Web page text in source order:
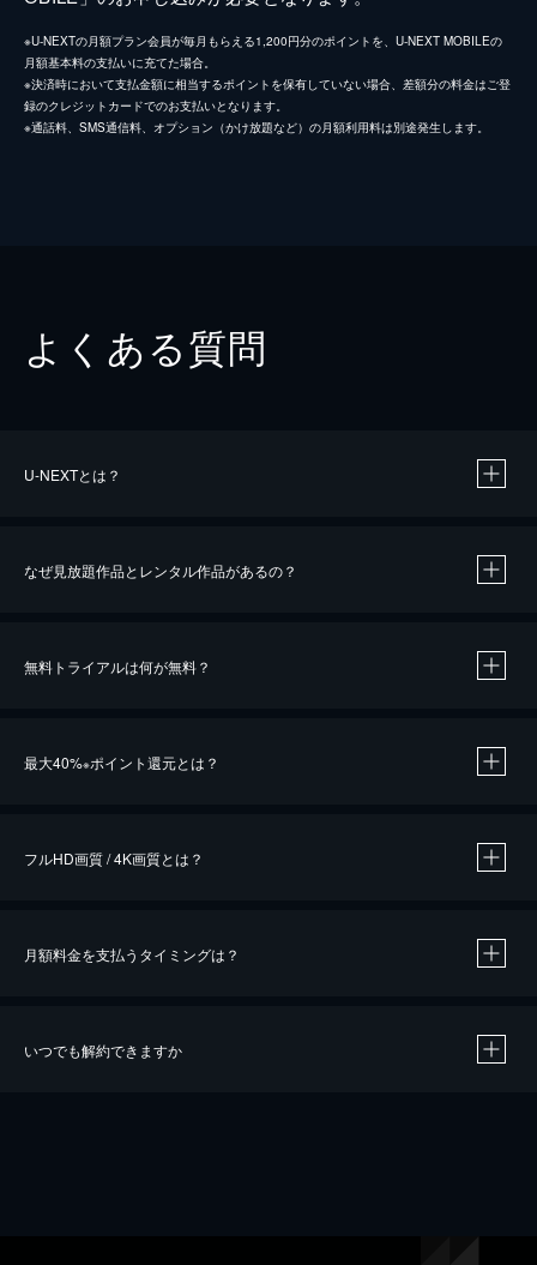
※U-NEXTの月額プラン会員が毎月もらえる1,200円分のポイントを、U-NEXT MOBILEの
月額基本料の支払いに充てた場合。
※決済時において支払金額に相当するポイントを保有していない場合、差額分の料金はご登
録のクレジットカードでのお支払いとなります。
※通話料、SMS通信料、オプション（かけ放題など）の月額利用料は別途発生します。
よくある質問
U-NEXTとは？
なぜ見放題作品とレンタル作品があるの？
無料トライアルは何が無料？
最大40%※ポイント還元とは？
※40％ポイント還元の対象は、クレジットカード決済による作品の購入 / レンタルです。
フルHD画質 / 4K画質とは？
月額料金を支払うタイミングは？
いつでも解約できますか